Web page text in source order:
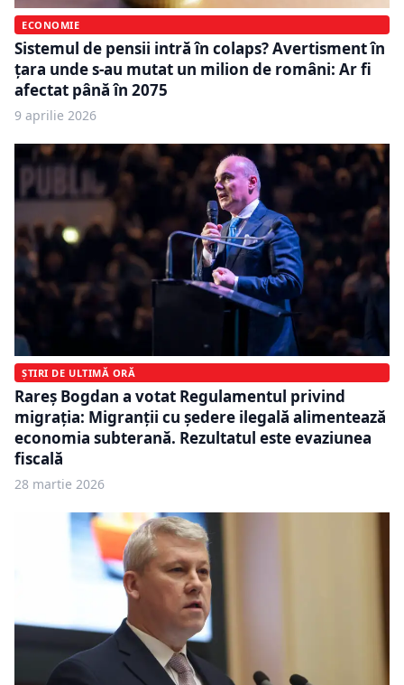
ECONOMIE
Sistemul de pensii intră în colaps? Avertisment în
țara unde s-au mutat un milion de români: Ar fi
afectat până în 2075
9 aprilie 2026
ȘTIRI DE ULTIMĂ ORĂ
Rareș Bogdan a votat Regulamentul privind
migrația: Migranții cu ședere ilegală alimentează
economia subterană. Rezultatul este evaziunea
fiscală
28 martie 2026